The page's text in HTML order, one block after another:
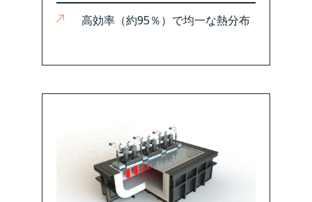
高効率（約95％）で均一な熱分布